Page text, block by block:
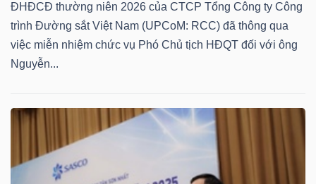
ĐHĐCĐ thường niên 2026 của CTCP Tổng Công ty Công
trình Đường sắt Việt Nam (UPCoM: RCC) đã thông qua
việc miễn nhiệm chức vụ Phó Chủ tịch HĐQT đối với ông
Nguyễn...
Bài
viết
của
(-)
Báo